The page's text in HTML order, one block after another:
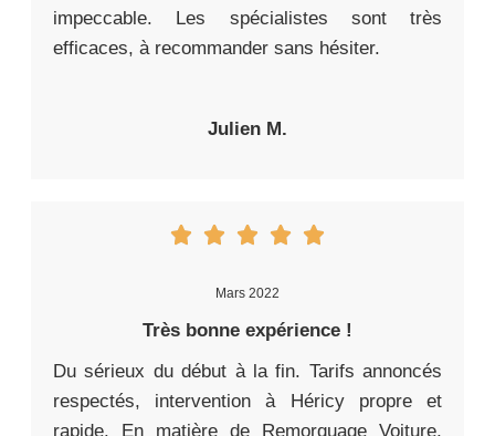
impeccable. Les spécialistes sont très
efficaces, à recommander sans hésiter.
Julien M.
Mars 2022
Très bonne expérience !
Du sérieux du début à la fin. Tarifs annoncés
respectés, intervention à Héricy propre et
rapide. En matière de Remorquage Voiture,